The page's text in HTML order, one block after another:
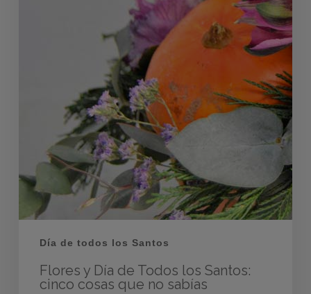
Día de todos los Santos
Flores y Día de Todos los Santos:
cinco cosas que no sabías